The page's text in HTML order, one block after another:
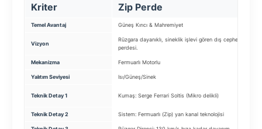
Kriter Zip Perde
Temel Avantaj Güneş Kırıcı & Mahremiyet
Vizyon
Rüzgara dayanıklı, sineklik işlevi gören dış cephe
perdesi.
Mekanizma Fermuarlı Motorlu
Yalıtım Seviyesi Isı/Güneş/Sinek
Teknik Detay 1 Kumaş: Serge Ferrari Soltis (Mikro delikli)
Teknik Detay 2 Sistem: Fermuarlı (Zip) yan kanal teknolojisi